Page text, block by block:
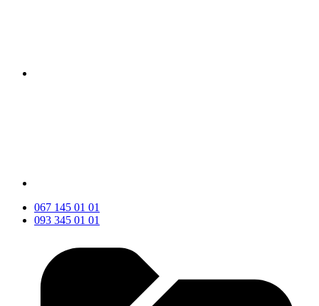
067 145 01 01
093 345 01 01